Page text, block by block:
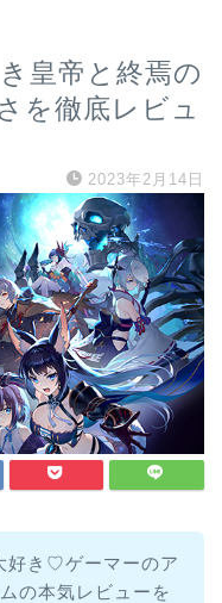
皇帝と終焉の
を徹底レビュ
2023年2月14日
好き♡ゲーマーのア
の本気レビューを